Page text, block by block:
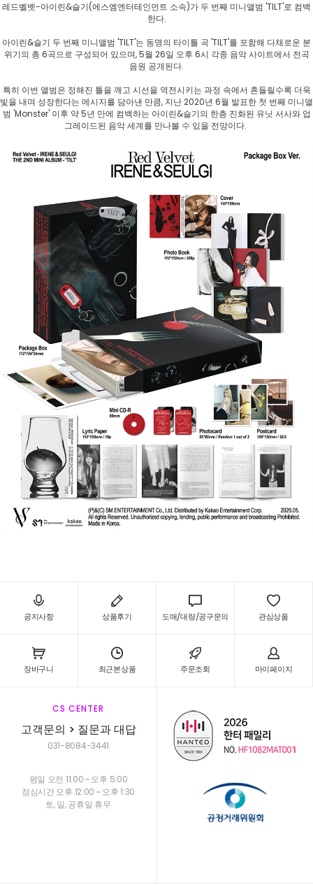
레드벨벳-아이린&슬기(에스엠엔터테인먼트 소속)가 두 번째 미니앨범 'TILT'로 컴백
한다.
아이린&슬기 두 번째 미니앨범 'TILT'는 동명의 타이틀 곡 'TILT'를 포함해 다채로운 분
위기의 총 6곡으로 구성되어 있으며, 5월 26일 오후 6시 각종 음악 사이트에서 전곡
음원 공개된다.
특히 이번 앨범은 정해진 틀을 깨고 시선을 역전시키는 과정 속에서 흔들릴수록 더욱
빛을 내며 성장한다는 메시지를 담아낸 만큼, 지난 2020년 6월 발표한 첫 번째 미니앨
범 'Monster' 이후 약 5년 만에 컴백하는 아이린&슬기의 한층 진화된 유닛 서사와 업
그레이드된 음악 세계를 만나볼 수 있을 전망이다.
공지사항 상품후기 도매/대량/공구문의 관심상품
장바구니 최근본상품 주문조회 마이페이지
CS CENTER
고객문의 > 질문과 대답
031-8084-3441
평일 오전 11:00 ~ 오후 5:00
점심시간 오후 12:00 ~ 오후 1:30
토, 일, 공휴일 휴무